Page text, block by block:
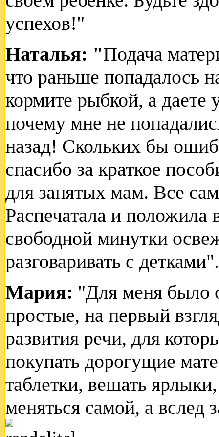
успехов!"
Наталья: "Подача
что раньше попадалось
кормите рыбкой, а даете
почему мне не
назад! Скольких бы
спасибо за краткое
для занятых мам. Все
Распечатала и
свободной минутки
разговаривать с детками".
Мария: "Для меня было
простые, на первый
развития речи, для
покупать дорогущие
таблетки, вешать
меняться самой, а вслед